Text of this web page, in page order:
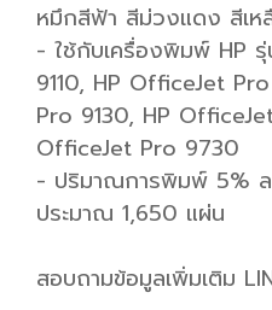
หมึกสีฟ้า สีม่วงแดง สีเห
- ใช้กับเครื่องพิมพ์ HP
9110, HP OfficeJet
Pro 9130, HP
OfficeJet Pro 9730
- ปริมาณการพิมพ์ 5%
ประมาณ 1,650 แผ่น
สอบถามข้อมูลเพิ่มเติม